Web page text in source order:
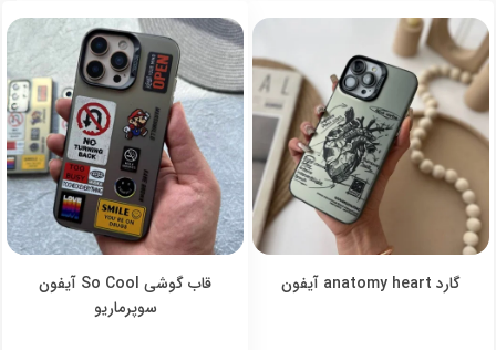
گارد anatomy heart آیفون
قاب گوشی So Cool آیفون
سوپرماریو